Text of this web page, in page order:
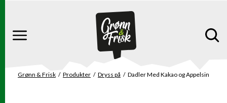
Du er her
Grønn & Frisk Produkter Dryss på Dadler Med Kakao og Appelsin